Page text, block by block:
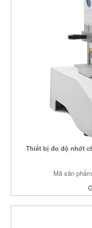
Thiết bị đo độ nhớt
Mã sản